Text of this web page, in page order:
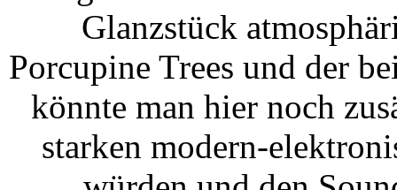
Glanzstück
Porcupine Trees und der
könnte man hier noch
starken modern-